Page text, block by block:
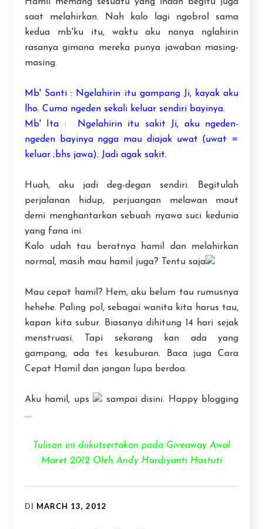
saat melahirkan. Nah kalo lagi ngobrol sama
kedua mb'ku itu, waktu aku nanya nglahirin
rasanya gimana mereka punya jawaban masing-
masing.
Mb' Santi : Ngelahirin itu gampang Ji, kayak aku
lho. Cuma ngeden sekali keluar sendiri bayinya.
Mb' Ita : Ngelahirin itu sakit Ji, aku ngeden-
ngeden bayinya ngga mau diajak uwat (uwat =
keluar ;bhs jawa). Jadi agak sakit.
Huah, aku jadi deg-degan sendiri. Begitulah
perjalanan hidup, perjuangan melawan maut
demi menghantarkan sebuah nyawa suci kedunia
yang fana ini.
Kalo udah tau beratnya hamil dan melahirkan
normal, masih mau hamil juga? Tentu saja
Mau cepat hamil? Hem, aku belum tau rumusnya
hehehe. Paling pol, sebagai wanita kita harus tau,
kapan kita subur. Biasanya dihitung 14 hari sejak
menstruasi. Tapi sekarang kan ada yang
gampang, ada tes kesuburan. Baca juga Cara
Cepat Hamil dan jangan lupa berdoa.
Aku hamil, ups
sampai disini. Happy blogging
....
Tulisan ini diikutsertakan pada Giveaway Awal
Maret 2012 Oleh Andy Hardiyanti Hastuti
DI MARCH 13, 2012